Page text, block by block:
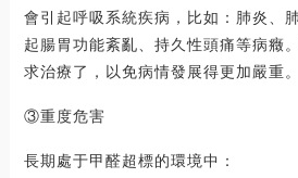
會引起呼吸系統疾病，比如：肺炎、
起腸胃功能紊亂、持久性頭痛等病癥
求治療了，以免病情發展得更加嚴重。
③重度危害
長期處于甲醛超標的環境中：